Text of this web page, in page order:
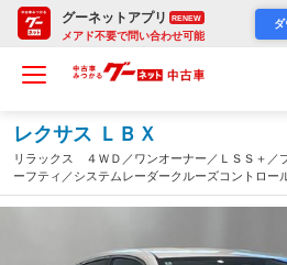
グーネットアプリ RENEW
メアド不要で問い合わせ可能
レクサス ＬＢＸ
リラックス ４ＷＤ／ワンオーナー／ＬＳＳ＋／
ーフティ／システムレーダークルーズコントロー
シングアシスト／純正ナビ／フルセグＴＶ／ＢＴ
カメラ／ＥＴＣ／禁煙車（宮城県）